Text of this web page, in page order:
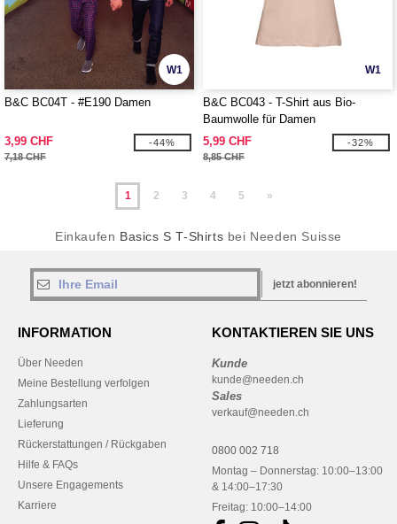
W1
B&C BC04T - #E190 Damen
3,99 CHF
7,18 CHF
-44%
W1
B&C BC043 - T-Shirt aus Bio-
Baumwolle für Damen
5,99 CHF
8,85 CHF
-32%
1 2 3 4 5 »
Einkaufen Basics S T-Shirts bei Needen Suisse
jetzt abonnieren!
INFORMATION
Über Needen
Meine Bestellung verfolgen
Zahlungsarten
Lieferung
Rückerstattungen / Rückgaben
Hilfe & FAQs
Unsere Engagements
Karriere
KONTAKTIEREN SIE UNS
Kunde
kunde@needen.ch
Sales
verkauf@needen.ch
0800 002 718
Montag – Donnerstag: 10:00–13:00
& 14:00–17:30
Freitag: 10:00–14:00